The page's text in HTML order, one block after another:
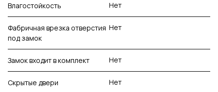
Влагостойкость Нет
Фабричная врезка отверстия
под замок
Нет
Замок входит в комплект Нет
Скрытые двери Нет